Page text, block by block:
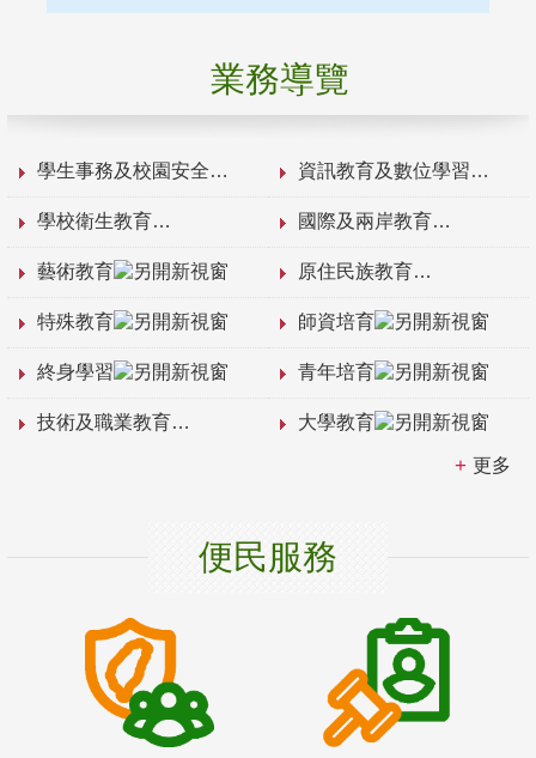
業務導覽
學生事務及校園安全 資訊教育及數位學習
學校衛生教育 國際及兩岸教育
藝術教育 原住民族教育
特殊教育 師資培育
終身學習 青年培育
技術及職業教育 大學教育
更多
便民服務